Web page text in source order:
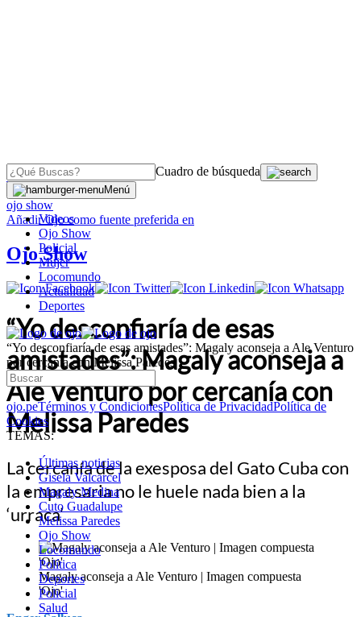
Cuadro de búsqueda
Menú
Videos
Ojo Show
Policial
Mujer
Locomundo
Actualidad
Deportes
“Yo desconfiaría de esas amistades”: Magaly aconseja a Ale Venturo
por cercanía con Melissa Paredes
ojo.peTérminos y CondicionesPolítica de PrivacidadPolítica de
Cookies
TEMAS:
Últimas noticias
Gisela Valcarcel
Magaly Medina
Cuto Guadalupe
Melissa Paredes
Ojo Show
Locomundo
Política
Deportes
Policial
Salud
OJO
ojo show
AñadirOjocomo fuente preferida en
Ojo Show
“Yo desconfiaría de esas
amistades”: Magaly aconseja a
Ale Venturo por cercanía con
Melissa Paredes
La cercanía de la exesposa del Gato Cuba con
la empresaria no le huele nada bien a la
‘urraca’
Magaly aconseja a Ale Venturo | Imagen compuesta
'Ojo'